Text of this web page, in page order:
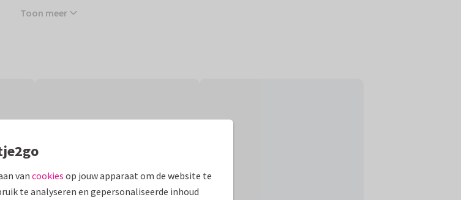
Toon meer
vancookies op jouw apparaat om de website te
te analyseren en gepersonaliseerde inhoud